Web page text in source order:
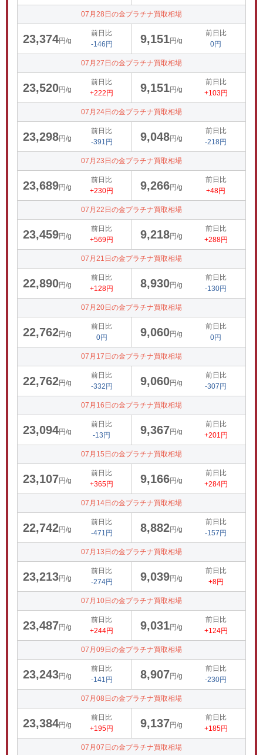
07月28日の金プラチナ買取相場
23,374円/g
前日比
-146円
9,151円/g
前日比
0円
07月27日の金プラチナ買取相場
23,520円/g
前日比
+222円
9,151円/g
前日比
+103円
07月24日の金プラチナ買取相場
23,298円/g
前日比
-391円
9,048円/g
前日比
-218円
07月23日の金プラチナ買取相場
23,689円/g
前日比
+230円
9,266円/g
前日比
+48円
07月22日の金プラチナ買取相場
23,459円/g
前日比
+569円
9,218円/g
前日比
+288円
07月21日の金プラチナ買取相場
22,890円/g
前日比
+128円
8,930円/g
前日比
-130円
07月20日の金プラチナ買取相場
22,762円/g
前日比
0円
9,060円/g
前日比
0円
07月17日の金プラチナ買取相場
22,762円/g
前日比
-332円
9,060円/g
前日比
-307円
07月16日の金プラチナ買取相場
23,094円/g
前日比
-13円
9,367円/g
前日比
+201円
07月15日の金プラチナ買取相場
23,107円/g
前日比
+365円
9,166円/g
前日比
+284円
07月14日の金プラチナ買取相場
22,742円/g
前日比
-471円
8,882円/g
前日比
-157円
07月13日の金プラチナ買取相場
23,213円/g
前日比
-274円
9,039円/g
前日比
+8円
07月10日の金プラチナ買取相場
23,487円/g
前日比
+244円
9,031円/g
前日比
+124円
07月09日の金プラチナ買取相場
23,243円/g
前日比
-141円
8,907円/g
前日比
-230円
07月08日の金プラチナ買取相場
23,384円/g
前日比
+195円
9,137円/g
前日比
+185円
07月07日の金プラチナ買取相場